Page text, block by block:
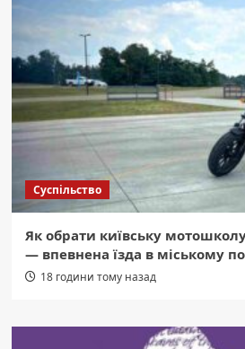
Суспільство
Як обрати київську
— впевнена їзда в міському
18 години тому назад